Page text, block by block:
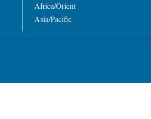
Africa/Orient
Asia/Pacific